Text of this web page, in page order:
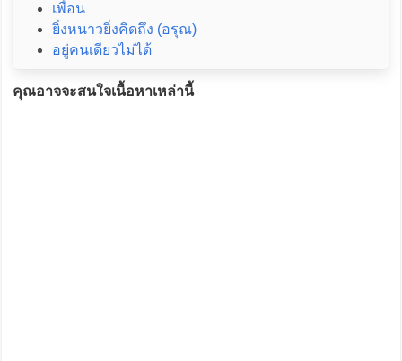
เพื่อน
ยิ่งหนาวยิ่งคิดถึง (อรุณ)
อยู่คนเดียวไม่ได้
คุณอาจจะสนใจเนื้อหาเหล่านี้